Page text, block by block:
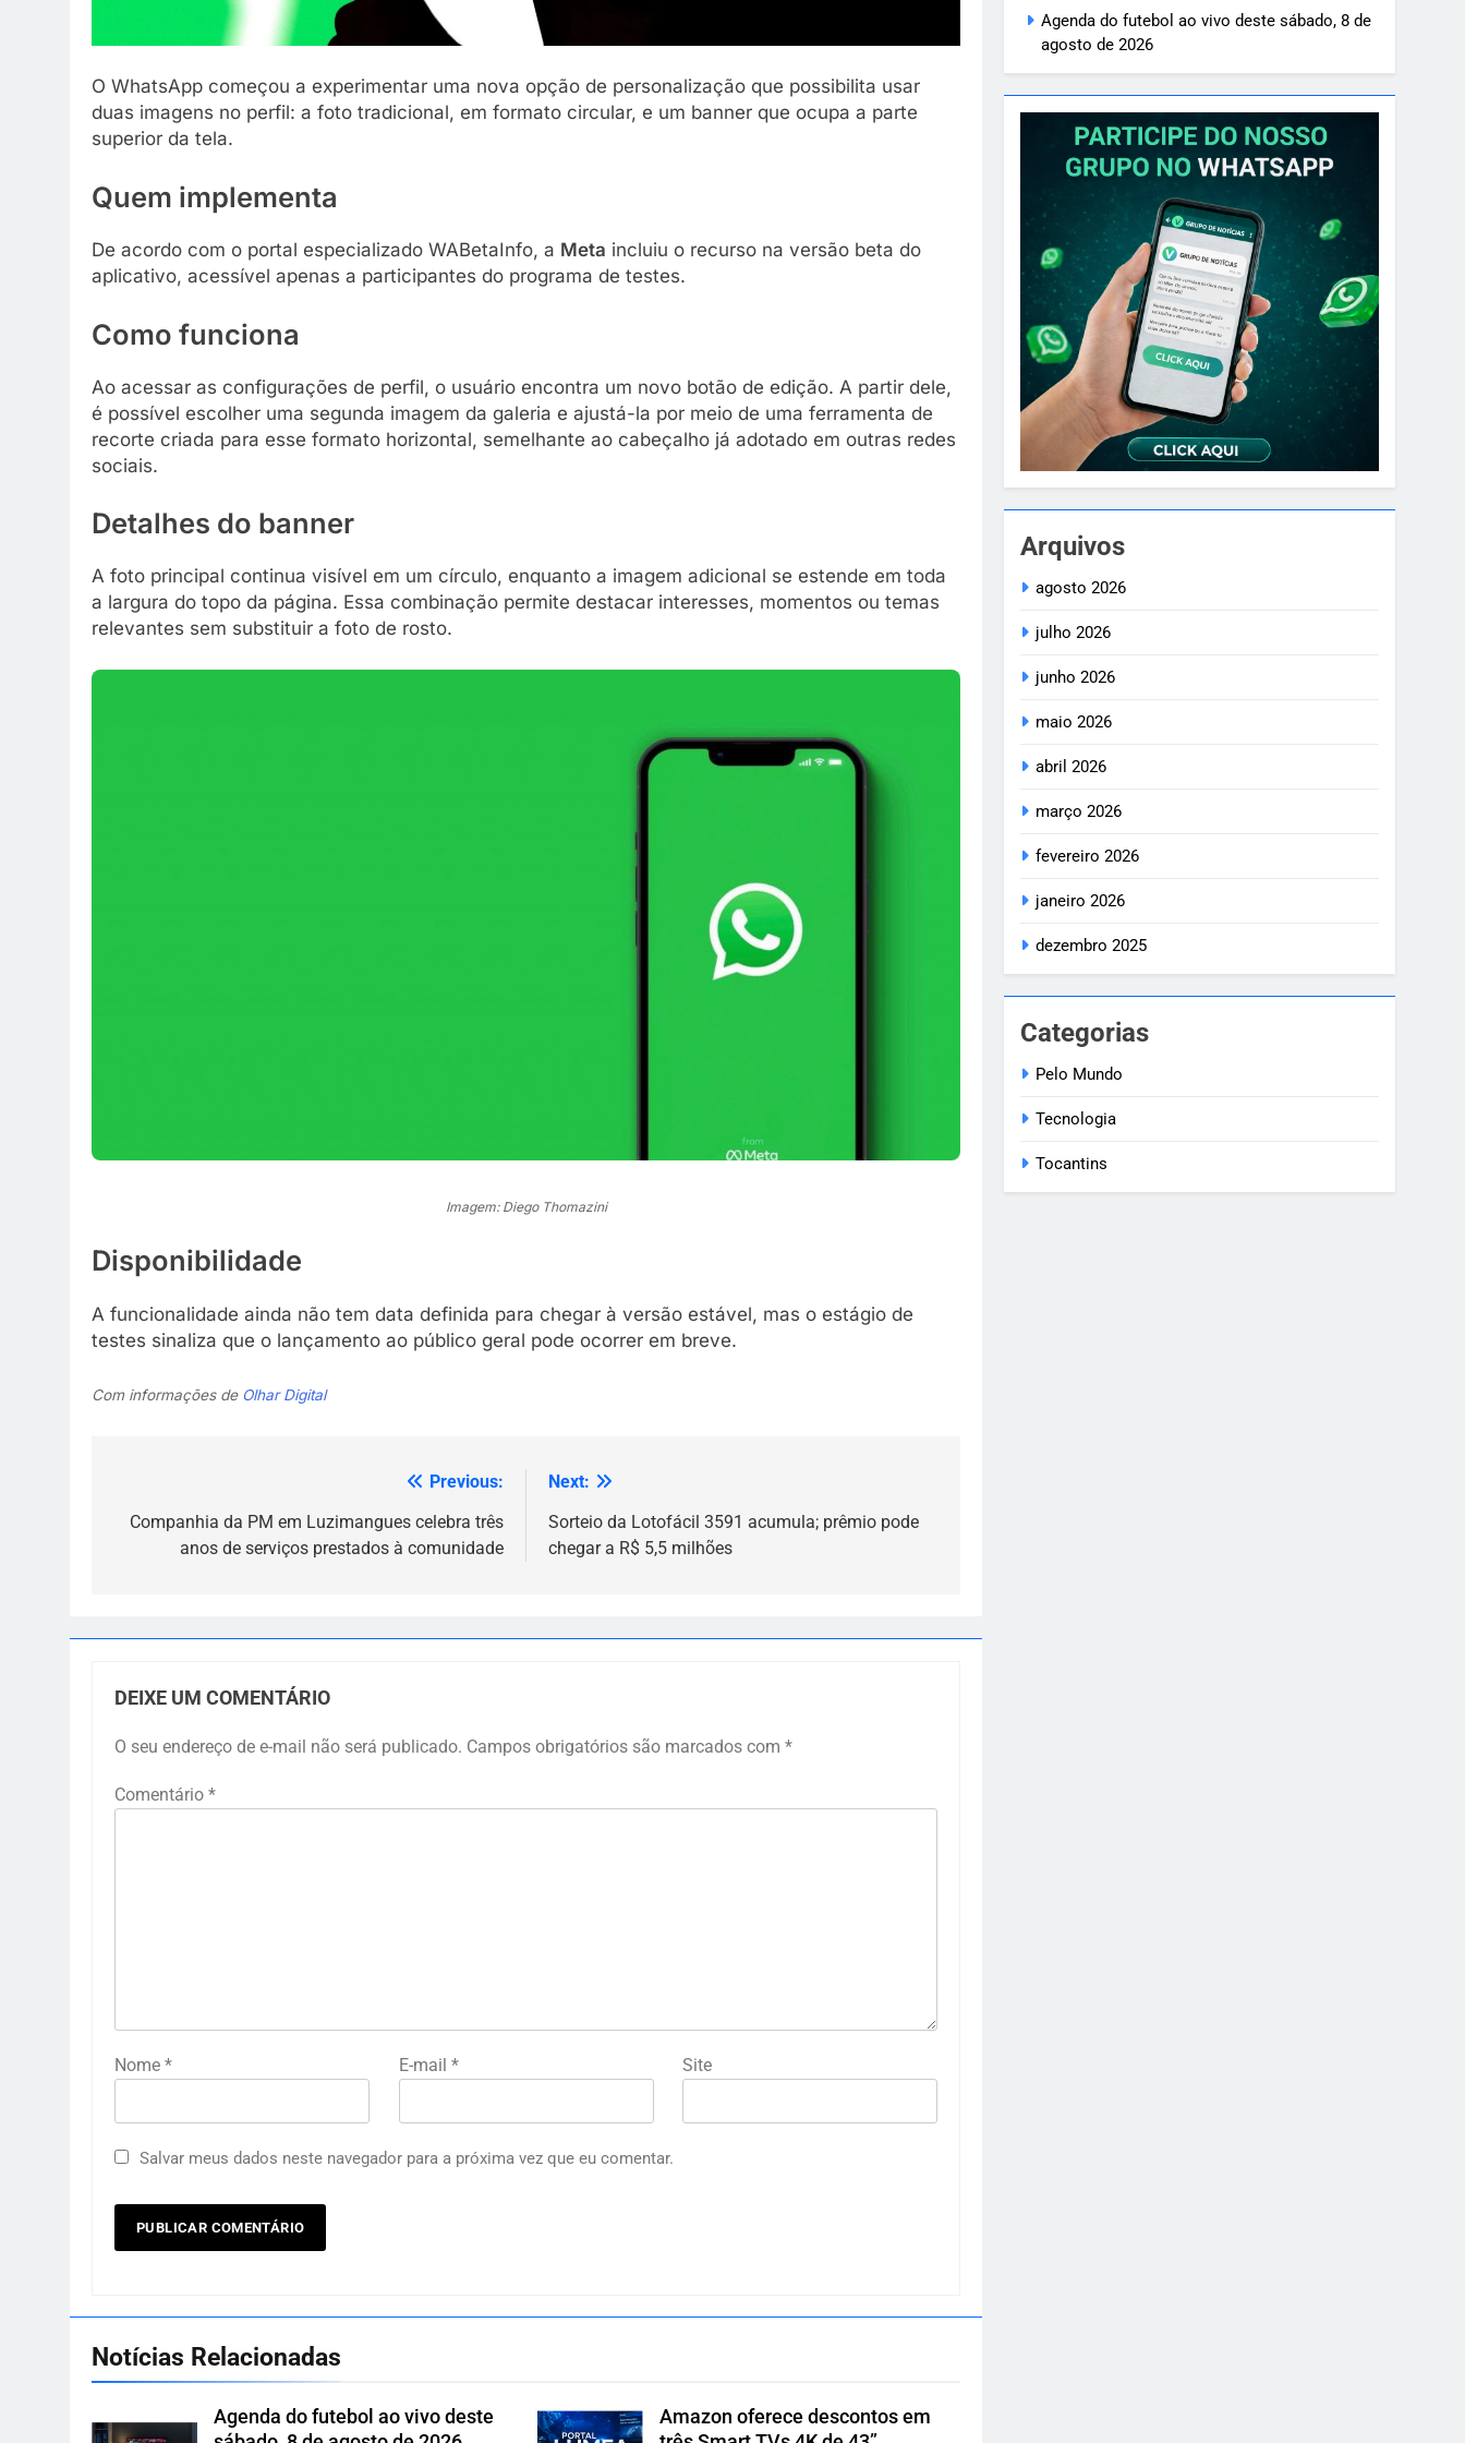
O WhatsApp começou a experimentar uma nova opção de personalização que possibilita usar
duas imagens no perfil: a foto tradicional, em formato circular, e um banner que ocupa a parte
superior da tela.
Quem implementa
De acordo com o portal especializado WABetaInfo, a Meta incluiu o recurso na versão beta do
aplicativo, acessível apenas a participantes do programa de testes.
Como funciona
Ao acessar as configurações de perfil, o usuário encontra um novo botão de edição. A partir dele,
é possível escolher uma segunda imagem da galeria e ajustá-la por meio de uma ferramenta de
recorte criada para esse formato horizontal, semelhante ao cabeçalho já adotado em outras redes
sociais.
Detalhes do banner
A foto principal continua visível em um círculo, enquanto a imagem adicional se estende em toda
a largura do topo da página. Essa combinação permite destacar interesses, momentos ou temas
relevantes sem substituir a foto de rosto.
Imagem: Diego Thomazini
Disponibilidade
A funcionalidade ainda não tem data definida para chegar à versão estável, mas o estágio de
testes sinaliza que o lançamento ao público geral pode ocorrer em breve.
Com informações de Olhar Digital
de
Previous:
Companhia da PM em Luzimangues celebra três
anos de serviços prestados à comunidade
Next:
Sorteio da Lotofácil 3591 acumula; prêmio pode
chegar a R$ 5,5 milhões
DEIXE UM COMENTÁRIO
O seu endereço de e-mail não será publicado. Campos obrigatórios são marcados com *
Comentário *
Nome * E-mail * Site
Salvar meus dados neste navegador para a próxima vez que eu comentar.
Notícias Relacionadas
Agenda do futebol ao vivo deste
Amazon oferece descontos em
Agenda do futebol ao vivo deste sábado, 8 de
agosto de 2026
Arquivos
agosto 2026
julho 2026
junho 2026
maio 2026
abril 2026
março 2026
fevereiro 2026
janeiro 2026
dezembro 2025
Categorias
Pelo Mundo
Tecnologia
Tocantins